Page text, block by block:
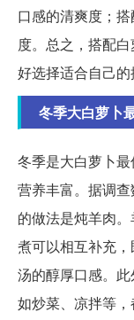
口感的清爽度；
度。总之，搭配
好选择适合自己的
冬季大白萝卜
冬季是大白萝卜
营养丰富。据调
的做法是炖羊肉
煮可以相互补充
汤的醇厚口感。
如炒菜、凉拌等